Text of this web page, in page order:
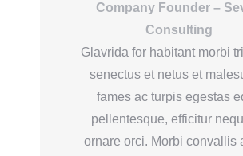
Company Founder –
Consulting
Glavrida for habitant morbi
senectus et netus et
fames ac turpis egestas
pellentesque, efficitur
ornare orci. Morbi convallis